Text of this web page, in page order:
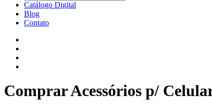
Catálogo Digital
Blog
Contato
Comprar Acessórios p/